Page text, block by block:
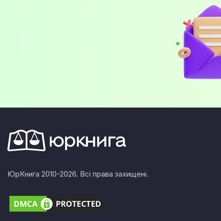
ЮрКнига 2010-2026. Всі права захищені.